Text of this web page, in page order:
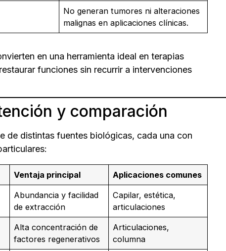
No generan tumores ni alteraciones
malignas en aplicaciones clínicas.
en una herramienta ideal en terapias
funciones sin recurrir a intervenciones
y comparación
de distintas fuentes biológicas, cada una con
Ventaja principal Aplicaciones comunes
Abundancia y facilidad
de extracción
Capilar, estética,
articulaciones
Alta concentración de
factores regenerativos
Articulaciones,
columna